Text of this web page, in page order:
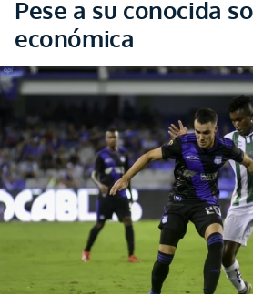
Pese a su conocida
económica